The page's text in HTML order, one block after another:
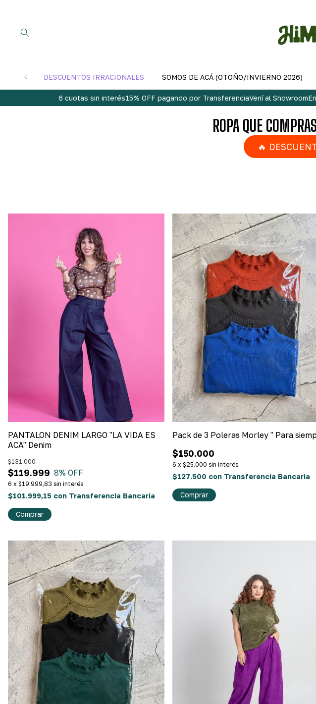
DESCUENTOS IRRACIONALES SOMOS DE ACÁ (OTOÑO/INVIERNO 2026)
6 cuotas sin interés15% OFF pagando por TransferenciaVení al Showroom
ROPA QUE
🔥
PANTALON DENIM LARGO "LA VIDA ES
ACA" Denim
$119.999
$131.000
8% OFF
6 x $19.999,83 sin interés
$101.999,15 con Transferencia Bancaria
Comprar
Pack de 3 Poleras Morley " Para
$150.000
6 x $25.000 sin interés
$127.500 con Transferencia Bancaria
Comprar